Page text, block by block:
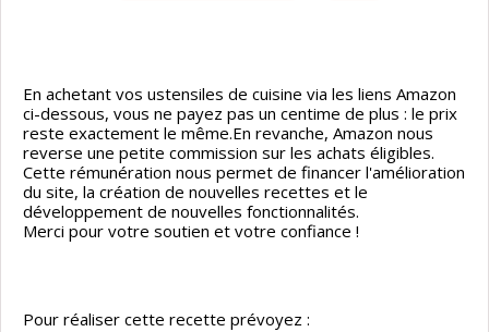
En achetant vos ustensiles de cuisine via les liens Amazon
ci-dessous, vous ne payez pas un centime de plus : le prix
reste exactement le même.En revanche, Amazon nous
reverse une petite commission sur les achats éligibles.
Cette rémunération nous permet de financer l'amélioration
du site, la création de nouvelles recettes et le
développement de nouvelles fonctionnalités.
Merci pour votre soutien et votre confiance !
Pour réaliser cette recette prévoyez :